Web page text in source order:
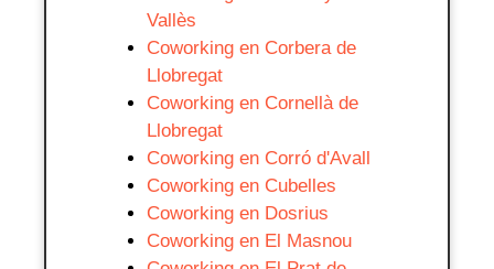
Vallès
Coworking en Corbera de
Llobregat
Coworking en Cornellà de
Llobregat
Coworking en Corró d'Avall
Coworking en Cubelles
Coworking en Dosrius
Coworking en El Masnou